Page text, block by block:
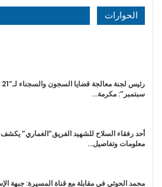
الحوارات
رئيس لجنة معالجة قضايا السجون والسجناء لـ”21
سبتمبر”: مكرمة…
أحد رفقاء السلاح للشهيد الفريق”الغماري” يكشف
معلومات وتفاصيل…
محمد الحوثي في مقابلة مع قناة المسيرة: جبهة